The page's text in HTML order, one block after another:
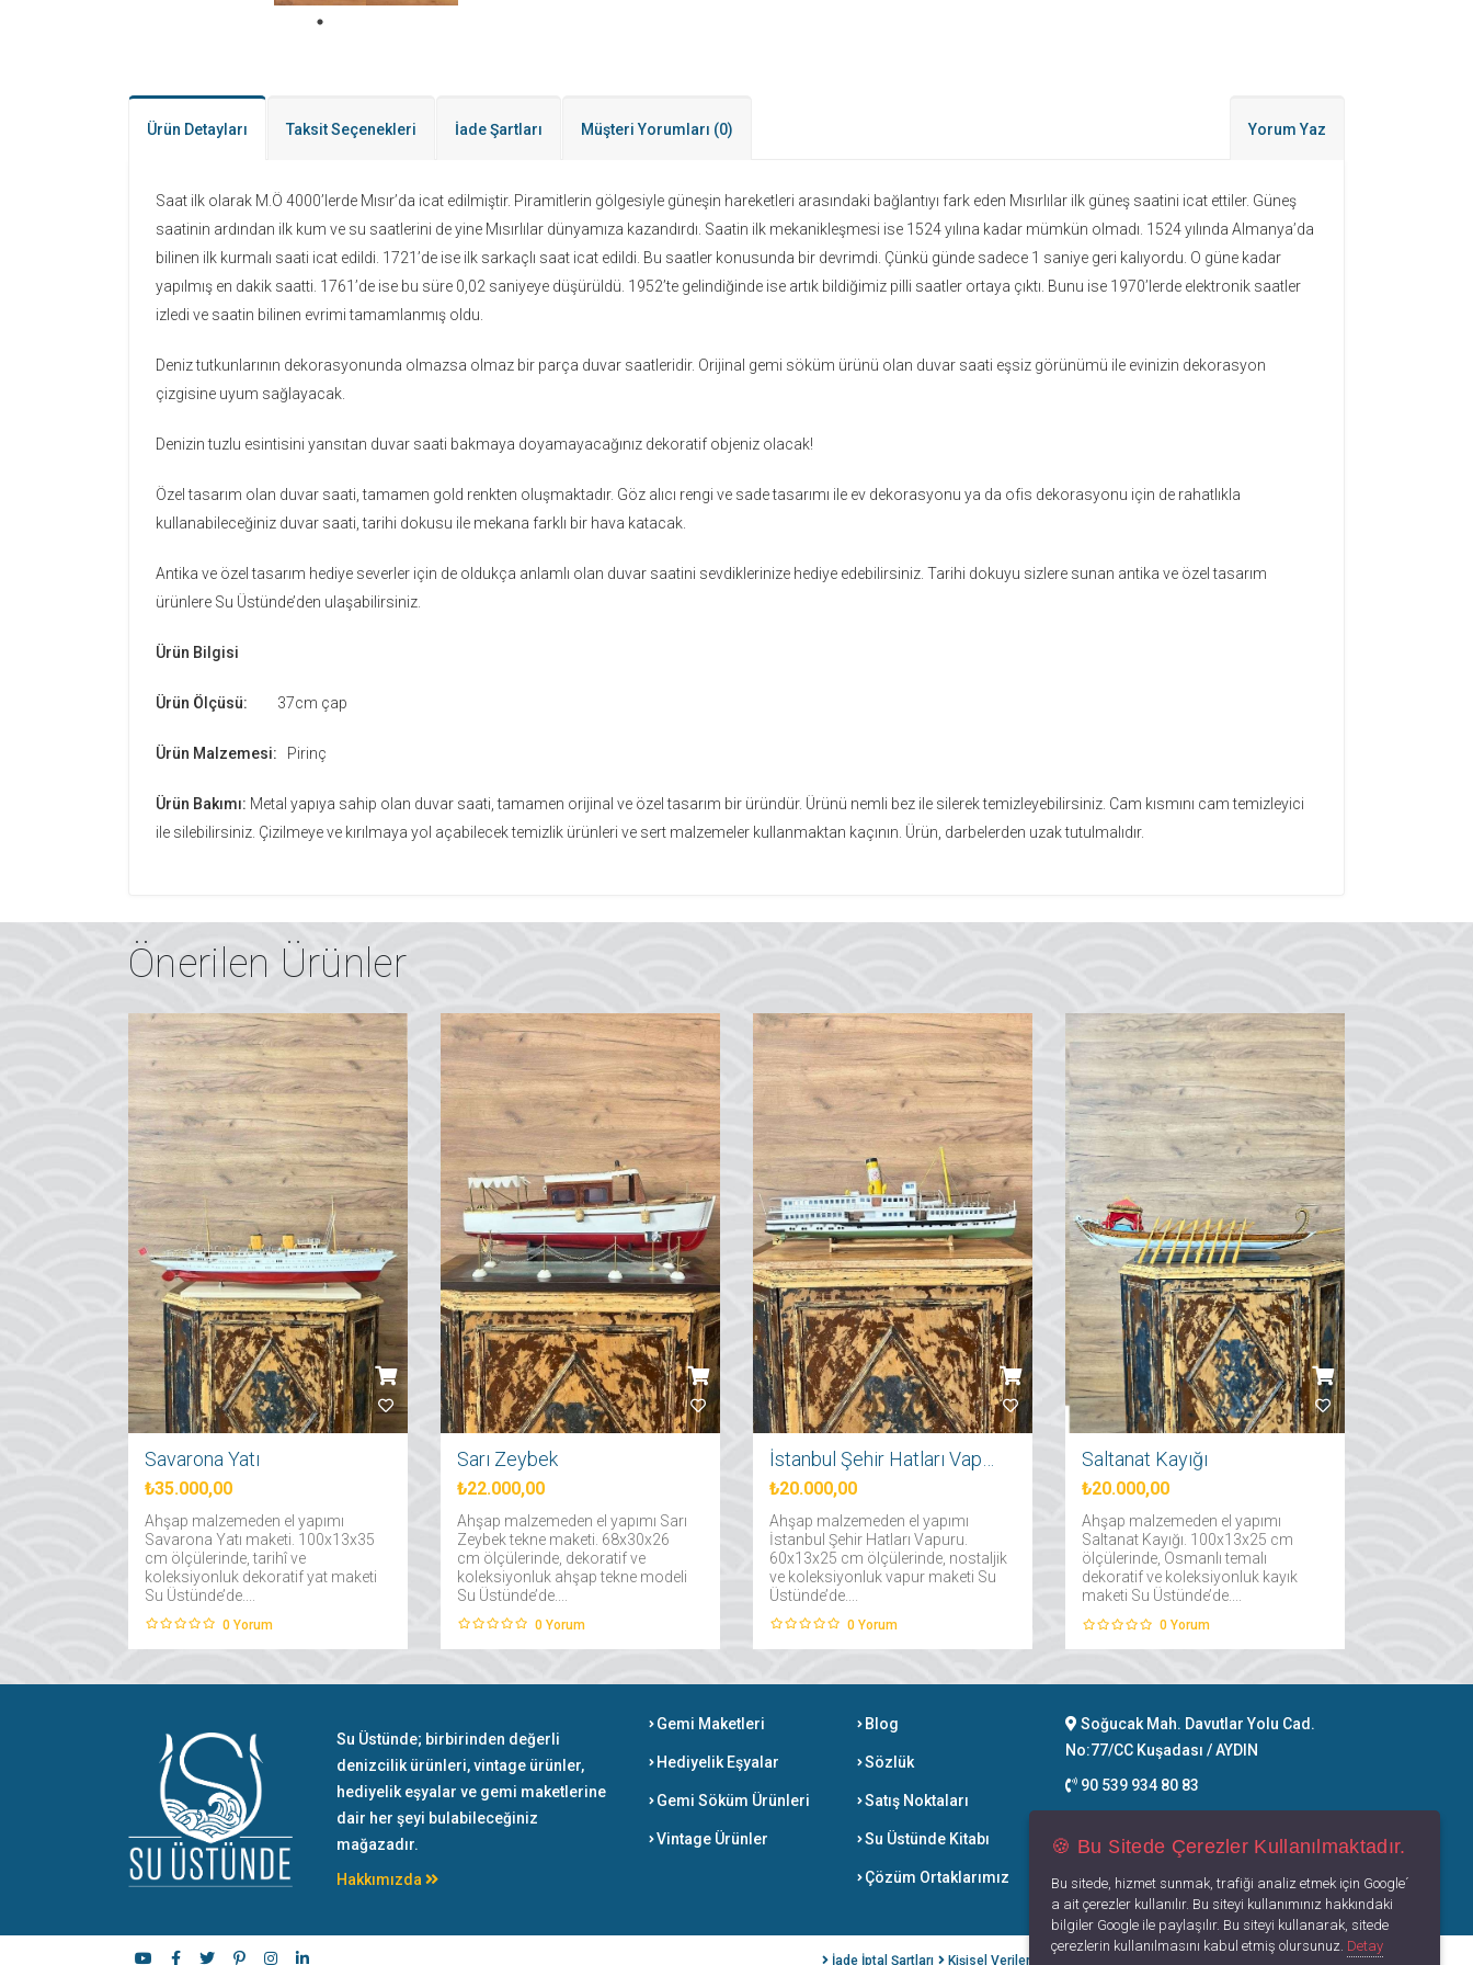
Ürün Detayları Taksit Seçenekleri İade Şartları Müşteri Yorumları (0) Yorum Yaz
Saat ilk olarak M.Ö 4000’lerde Mısır’da icat edilmiştir. Piramitlerin gölgesiyle güneşin hareketleri arasındaki bağlantıyı fark eden Mısırlılar ilk güneş saatini icat ettiler. Güneş
saatinin ardından ilk kum ve su saatlerini de yine Mısırlılar dünyamıza kazandırdı. Saatin ilk mekanikleşmesi ise 1524 yılına kadar mümkün olmadı. 1524 yılında Almanya’da
bilinen ilk kurmalı saati icat edildi. 1721’de ise ilk sarkaçlı saat icat edildi. Bu saatler konusunda bir devrimdi. Çünkü günde sadece 1 saniye geri kalıyordu. O güne kadar
yapılmış en dakik saatti. 1761’de ise bu süre 0,02 saniyeye düşürüldü. 1952’te gelindiğinde ise artık bildiğimiz pilli saatler ortaya çıktı. Bunu ise 1970’lerde elektronik saatler
izledi ve saatin bilinen evrimi tamamlanmış oldu.
Deniz tutkunlarının dekorasyonunda olmazsa olmaz bir parça duvar saatleridir. Orijinal gemi söküm ürünü olan duvar saati eşsiz görünümü ile evinizin dekorasyon
çizgisine uyum sağlayacak.
Denizin tuzlu esintisini yansıtan duvar saati bakmaya doyamayacağınız dekoratif objeniz olacak!
Özel tasarım olan duvar saati, tamamen gold renkten oluşmaktadır. Göz alıcı rengi ve sade tasarımı ile ev dekorasyonu ya da ofis dekorasyonu için de rahatlıkla
kullanabileceğiniz duvar saati, tarihi dokusu ile mekana farklı bir hava katacak.
Antika ve özel tasarım hediye severler için de oldukça anlamlı olan duvar saatini sevdiklerinize hediye edebilirsiniz. Tarihi dokuyu sizlere sunan antika ve özel tasarım
ürünlere Su Üstünde’den ulaşabilirsiniz.
Ürün Bilgisi
Ürün Ölçüsü: 37cm çap
Ürün Malzemesi: Pirinç
Ürün Bakımı: Metal yapıya sahip olan duvar saati, tamamen orijinal ve özel tasarım bir üründür. Ürünü nemli bez ile silerek temizleyebilirsiniz. Cam kısmını cam temizleyici
ile silebilirsiniz. Çizilmeye ve kırılmaya yol açabilecek temizlik ürünleri ve sert malzemeler kullanmaktan kaçının. Ürün, darbelerden uzak tutulmalıdır.
Önerilen Ürünler
Savarona Yatı
₺35.000,00
Ahşap malzemeden el yapımı
Savarona Yatı maketi. 100x13x35
cm ölçülerinde, tarihî ve
koleksiyonluk dekoratif yat maketi
Su Üstünde’de....
0 Yorum
Sarı Zeybek
₺22.000,00
Ahşap malzemeden el yapımı Sarı
Zeybek tekne maketi. 68x30x26
cm ölçülerinde, dekoratif ve
koleksiyonluk ahşap tekne modeli
Su Üstünde’de....
0 Yorum
₺20.000,00
Ahşap malzemeden el yapımı
İstanbul Şehir Hatları Vapuru.
60x13x25 cm ölçülerinde, nostaljik
ve koleksiyonluk vapur maketi Su
Üstünde’de....
0 Yorum
Saltanat Kayığı
₺20.000,00
Ahşap malzemeden el yapımı
Saltanat Kayığı. 100x13x25 cm
ölçülerinde, Osmanlı temalı
dekoratif ve koleksiyonluk kayık
maketi Su Üstünde’de....
0 Yorum
Su Üstünde; birbirinden değerli
denizcilik ürünleri, vintage ürünler,
hediyelik eşyalar ve gemi maketlerine
dair her şeyi bulabileceğiniz
mağazadır.
Hakkımızda
Gemi Maketleri
Hediyelik Eşyalar
Gemi Söküm Ürünleri
Vintage Ürünler
Blog
Sözlük
Satış Noktaları
Su Üstünde Kitabı
Çözüm Ortaklarımız
Soğucak Mah. Davutlar Yolu Cad.
No:77/CC Kuşadası / AYDIN
90 539 934 80 83
İletişim
İade İptal Şartları Kişisel Verilerin Korunması
🍪 Bu Sitede Çerezler Kullanılmaktadır.
Bu sitede, hizmet sunmak, trafiği analiz etmek için Google´
a ait çerezler kullanılır. Bu siteyi kullanımınız hakkındaki
bilgiler Google ile paylaşılır. Bu siteyi kullanarak, sitede
çerezlerin kullanılmasını kabul etmiş olursunuz. Detay